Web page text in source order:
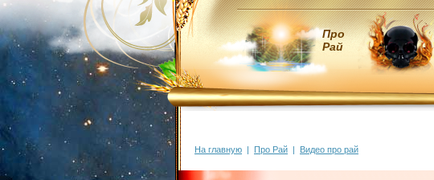
Про
Рай
На главную | Про Рай | Видео про рай